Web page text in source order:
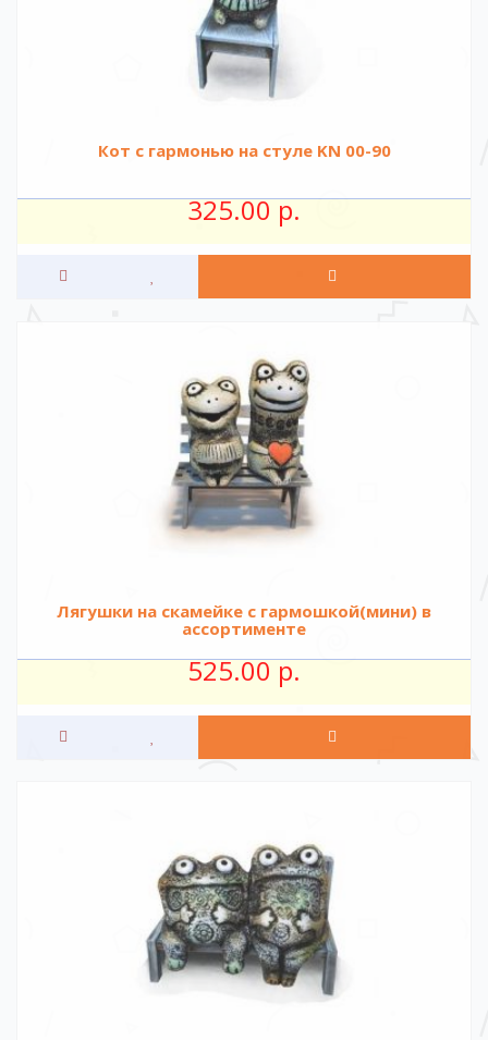
Кот с гармонью на стуле KN 00-90
325.00 р.
Лягушки на скамейке c гармошкой(мини) в
ассортименте
525.00 р.